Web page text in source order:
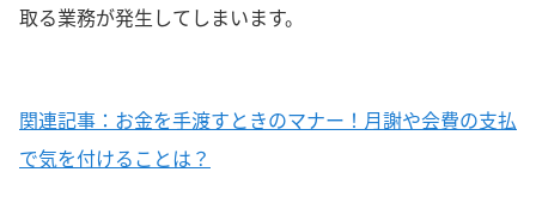
取る業務が発生してしまいます。
関連記事：お金を手渡すときのマナー！月謝や会費の支払
で気を付けることは？